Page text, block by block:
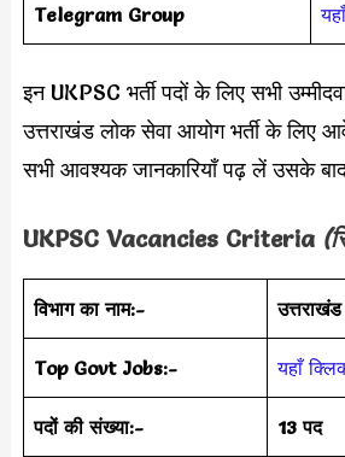
Telegram Group
इन UKPSC भर्ती पदों के लिए सभी
उत्तराखंड लोक सेवा आयोग भर्ती के लिए
सभी आवश्यक जानकारियाँ पढ़ लें उसके
UKPSC Vacancies Criteria
विभाग का नाम:-
Top Govt Jobs:- यहाँ
पदों की संख्या:- 13 पद